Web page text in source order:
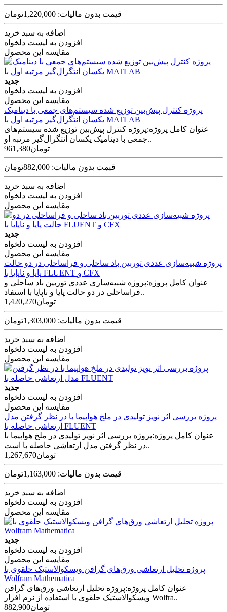
قیمت بدون مالیات: 1,220,000تومان
اضافه به سبد خرید
افزودن به لیست دلخواه
مقایسه این محصول
جدید
افزودن به لیست دلخواه
مقایسه این محصول
پروژه کنترل پیش‌بین توزیع‌ شده سیستم‌های جمعی با دینامیک
یکسان انتگرال‌گیر مرتبه اول با MATLAB
عنوان کامل پروژه:پروژه کنترل پیش‌بین توزیع‌ شده سیستم‌های
جمعی با دینامیک یکسان انتگرال‌گیر مرتبه او..
961,380تومان
قیمت بدون مالیات: 882,000تومان
اضافه به سبد خرید
افزودن به لیست دلخواه
مقایسه این محصول
جدید
افزودن به لیست دلخواه
مقایسه این محصول
پروژه شبیه‌سازی عددی توربین باد ساحلی و فراساحلی در دو حالت
پایا و ناپایا با FLUENT و CFX
عنوان کامل پروژه:پروژه شبیه‌سازی عددی توربین باد ساحلی و
فراساحلی در دو حالت پایا و ناپایا با استفاد..
1,420,270تومان
قیمت بدون مالیات: 1,303,000تومان
اضافه به سبد خرید
افزودن به لیست دلخواه
مقایسه این محصول
جدید
افزودن به لیست دلخواه
مقایسه این محصول
پروژه بررسی اثر نویز تولیدی در ملخ هواپیما با در نظر گرفتن مدل
ارتعاشی حاصله با FLUENT‌
عنوان کامل پروژه:پروژه بررسی اثر نویز تولیدی در ملخ هواپیما با
در نظر گرفتن مدل ارتعاشی حاصله با است..
1,267,670تومان
قیمت بدون مالیات: 1,163,000تومان
اضافه به سبد خرید
افزودن به لیست دلخواه
مقایسه این محصول
جدید
افزودن به لیست دلخواه
مقایسه این محصول
پروژه تحلیل ارتعاشی ورق‌های گرافن ویسکوالاستیک حلقوی با
Wolfram Mathematica
عنوان کامل پروژه:پروژه تحلیل ارتعاشی ورق‌های گرافن
ویسکوالاستیک حلقوی با استفاده از نرم افزار Wolfra..
882,900تومان